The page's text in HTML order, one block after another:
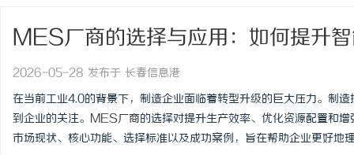
MES厂商的选择与应用：如何提升
2026-05-28 发布于 长春信息港
在当前工业4.0的背景下，制造企业面临着转型升级的巨大压力。制
到企业的关注。 MES厂商的选择对提升生产效率、优化资源配置和
市场现状、核心功能、选择标准以及成功案例，旨在帮助企业更好地